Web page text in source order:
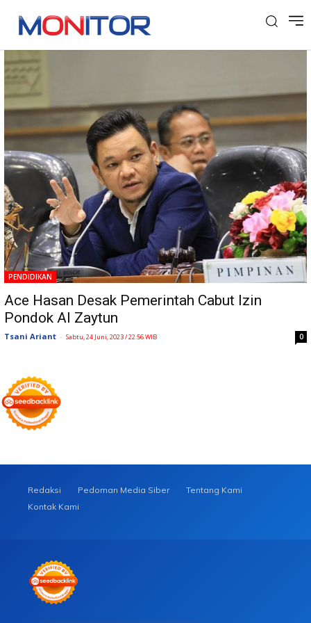
Tag: Pondok Al Zaytun
PENDIDIKAN
Ace Hasan Desak Pemerintah Cabut Izin
Pondok Al Zaytun
Tsani Ariant - Sabtu, 24 Juni, 2023 / 22:56 WIB 0
Redaksi Pedoman Media Siber
Tentang Kami
Kontak Kami